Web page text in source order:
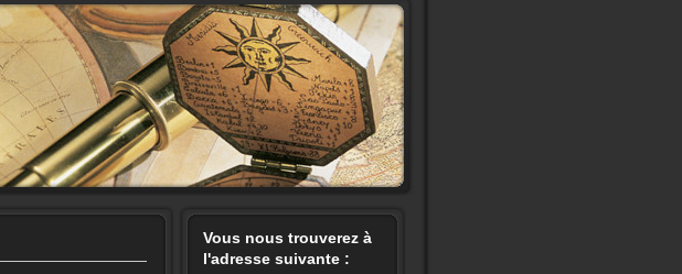
Vous nous trouverez à
l'adresse suivante :